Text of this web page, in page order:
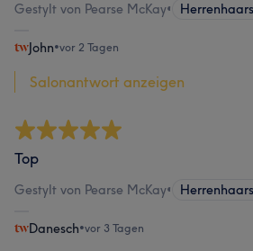
Gestylt von Pearse McKay•
John•vor 2 Tagen
Salonantwort anzeigen
Top
Gestylt von Pearse McKay•
Danesch•vor 3 Tagen